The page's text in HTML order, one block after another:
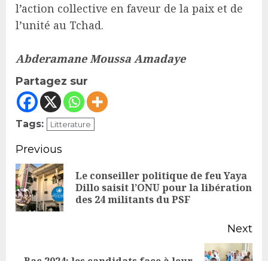
l’action collective en faveur de la paix et de
l’unité au Tchad.
Abderamane Moussa Amadaye
Partagez sur
Tags: Litterature
Continue
Reading
Previous
Le conseiller politique de feu Yaya
Dillo saisit l’ONU pour la libération
des 24 militants du PSF
Next